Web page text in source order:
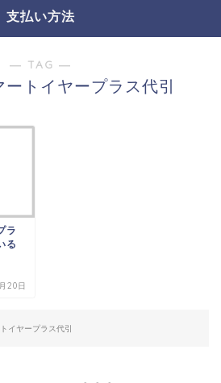
支払い方法
― TAG ―
トイヤープラス代引
ラ
る
20日
イヤープラス代引